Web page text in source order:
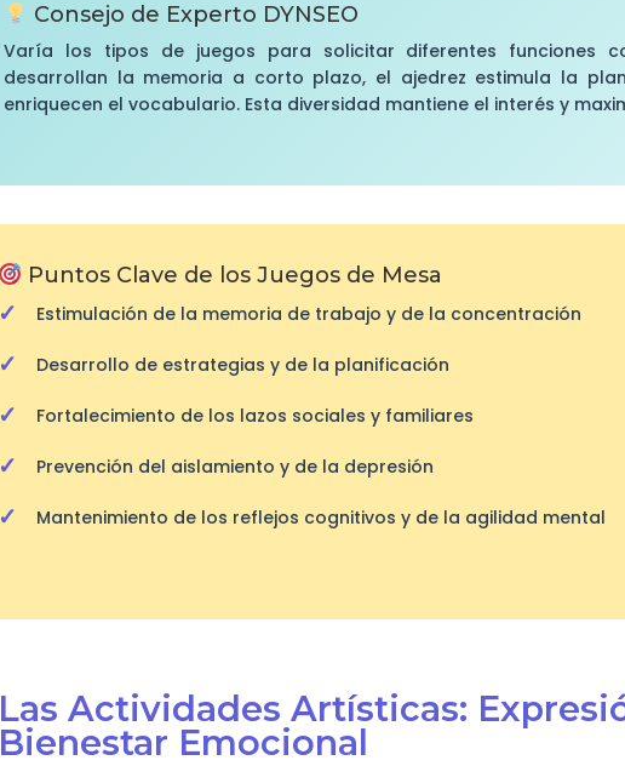
Consejo de Experto DYNSEO
Varía los tipos de juegos para solicitar diferentes funciones
desarrollan la memoria a corto plazo, el ajedrez estimula la
enriquecen el vocabulario. Esta diversidad mantiene el interés y
Puntos Clave de los Juegos de Mesa
Estimulación de la memoria de trabajo y de la concentración
Desarrollo de estrategias y de la planificación
Fortalecimiento de los lazos sociales y familiares
Prevención del aislamiento y de la depresión
Mantenimiento de los reflejos cognitivos y de la agilidad mental
Las Actividades Artísticas:
Bienestar Emocional